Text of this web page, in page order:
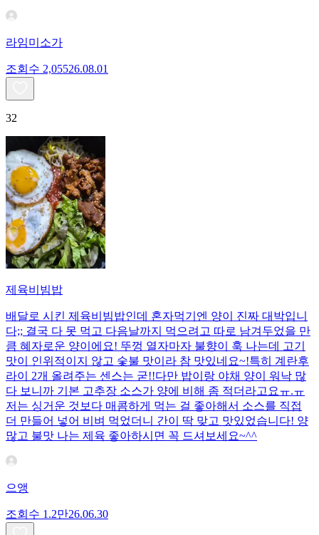
라임미소가
조회수 2,05526.08.01
32
제육비빔밥
배달로 시킨 제육비빔밥인데 혼자먹기엔 양이 진짜 대박입니
다;; 결국 다 못 먹고 다음날까지 먹으려고 따로 남겨두었을 만
큼 혜자로운 양이에요! 뚜껑 열자마자 불향이 훅 나는데 고기
맛이 인위적이지 않고 숯불 맛이라 참 맛있네요~!특히 계란후
라이 2개 올려주는 센스는 굳!! ​다만 밥이랑 야채 양이 워낙 많
다 보니까 기본 고추장 소스가 양에 비해 좀 적더라고요ㅠ.ㅠ
저는 싱거운 것보다 매콤하게 먹는 걸 좋아해서 소스를 직접
더 만들어 넣어 비벼 먹었더니 간이 딱 맞고 맛있었습니다! 양
많고 불맛 나는 제육 좋아하시면 꼭 드셔보세요~^^
으앵
조회수 1.2만26.06.30